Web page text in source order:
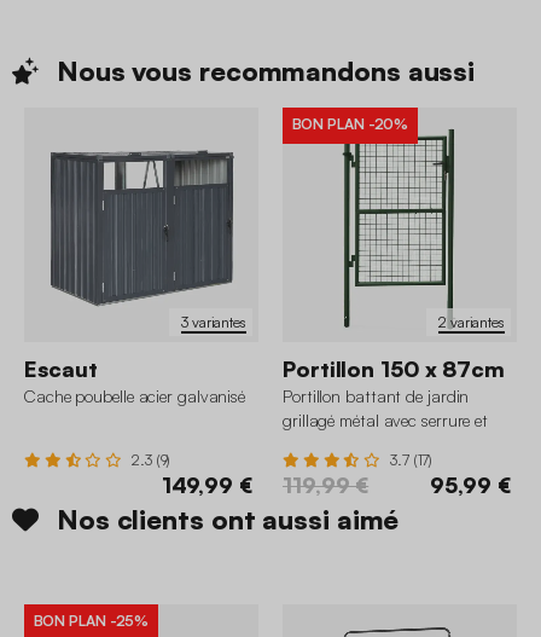
Nous vous recommandons aussi
3 variantes
Escaut
Cache poubelle acier galvanisé
2.3 (9)
149,99 €
2 variantes
BON PLAN -20%
Portillon 150 x 87cm
Portillon battant de jardin
grillagé métal avec serrure et
3.7 (17)
119,99 € 95,99 €
Nos clients ont aussi aimé
BON PLAN -25%